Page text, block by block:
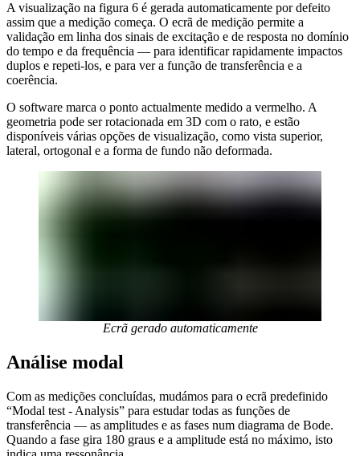
A visualização na figura 6 é gerada automaticamente por defeito
assim que a medição começa. O ecrã de medição permite a
validação em linha dos sinais de excitação e de resposta no domínio
do tempo e da frequência — para identificar rapidamente impactos
duplos e repeti‑los, e para ver a função de transferência e a
coerência.
O software marca o ponto actualmente medido a vermelho. A
geometria pode ser rotacionada em 3D com o rato, e estão
disponíveis várias opções de visualização, como vista superior,
lateral, ortogonal e a forma de fundo não deformada.
Ecrã gerado automaticamente
Análise modal
Com as medições concluídas, mudámos para o ecrã predefinido
“Modal test - Analysis” para estudar todas as funções de
transferência — as amplitudes e as fases num diagrama de Bode.
Quando a fase gira 180 graus e a amplitude está no máximo, isto